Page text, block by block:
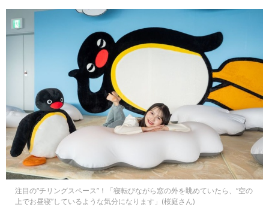
注目の“チリングスペース”！「寝転びながら窓の外を眺めていたら、“空の
上でお昼寝”しているような気分になります」(桜庭さん)